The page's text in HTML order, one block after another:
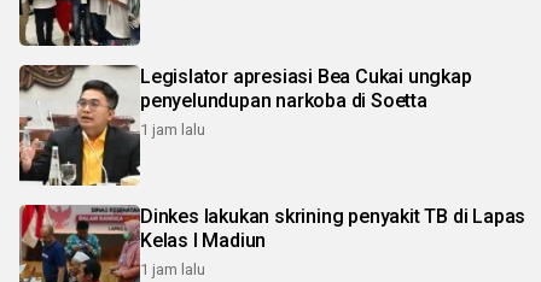
Legislator apresiasi Bea Cukai ungkap
penyelundupan narkoba di Soetta
1 jam lalu
Dinkes lakukan skrining penyakit TB di Lapas
Kelas I Madiun
1 jam lalu